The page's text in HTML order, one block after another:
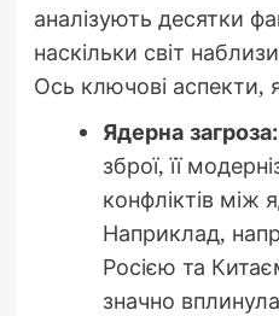
аналізують десятки
наскільки світ
Ось ключові аспекти,
Ядерна загроза:
зброї, її
конфліктів
Наприклад,
Росією та
значно